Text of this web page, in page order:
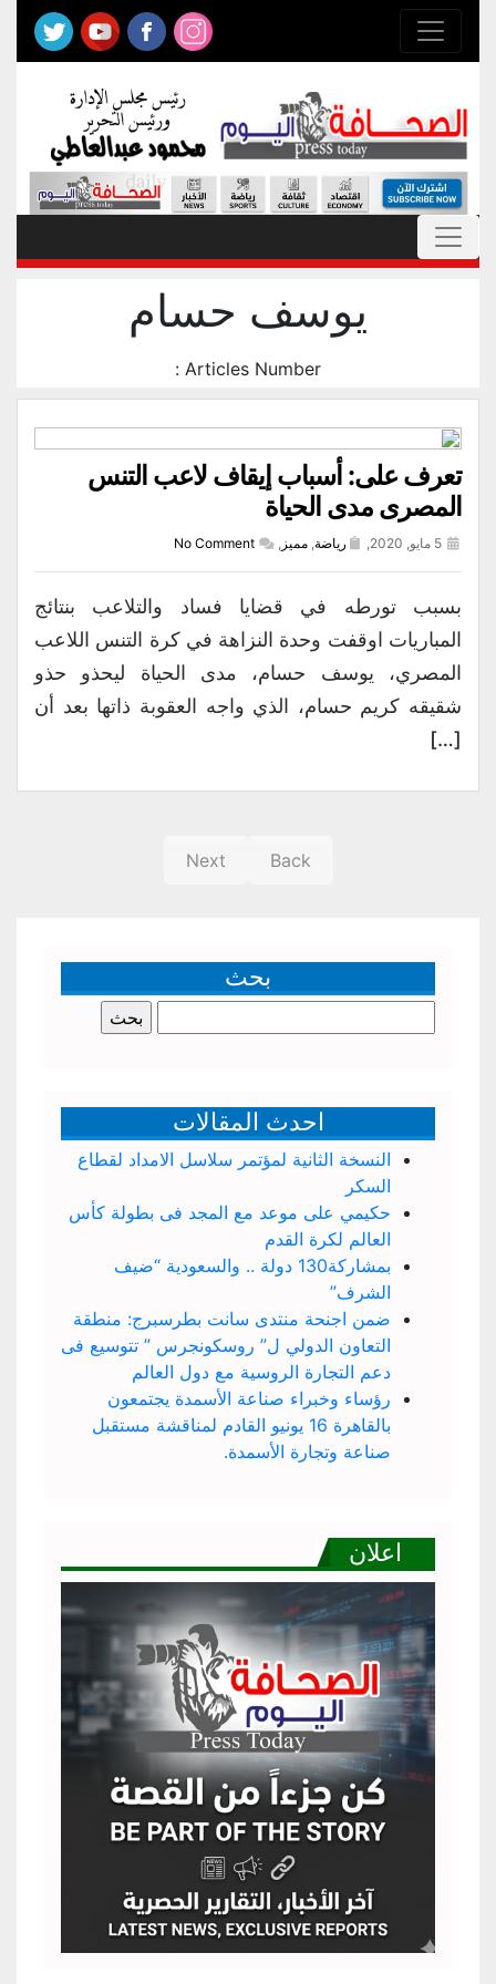
يوسف حسام
Articles Number :
تعرف على: أسباب إيقاف لاعب التنس
المصرى مدى الحياة
رياضة, مميز ,
No Comment
بسبب تورطه في قضايا فساد والتلاعب بنتائج
المباريات اوقفت وحدة النزاهة في كرة التنس اللاعب
المصري، يوسف حسام، مدى الحياة ليحذو حذو
شقيقه كريم حسام، الذي واجه العقوبة ذاتها بعد أن
[…]
Back
Next
بحث
عن:
احدث المقالات
النسخة الثانية لمؤتمر سلاسل الامداد لقطاع
السكر
حكيمي على موعد مع المجد فى بطولة كأس
العالم لكرة القدم
بمشاركة130 دولة .. والسعودية “ضيف
الشرف”
ضمن اجنحة منتدى سانت بطرسبرج: منطقة
التعاون الدولي ل” روسكونجرس ” تتوسيع فى
دعم التجارة الروسية مع دول العالم
رؤساء وخبراء صناعة الأسمدة يجتمعون
بالقاهرة 16 يونيو القادم لمناقشة مستقبل
صناعة وتجارة الأسمدة.
اعلان